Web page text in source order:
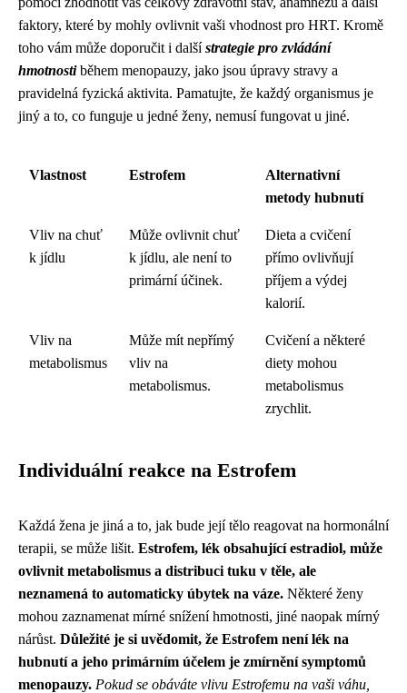
faktory, které by mohly ovlivnit vaši vhodnost pro HRT. Kromě
toho vám může doporučit i dalšístrategie pro zvládání
hmotnostiběhem menopauzy, jako jsou úpravy stravy a
pravidelná fyzická aktivita. Pamatujte, že každý organismus je
jiný a to, co funguje u jedné ženy, nemusí fungovat u jiné.
Vlastnost Estrofem
Alternativní
metody hubnutí
Vliv na chuť
k jídlu
Může ovlivnit chuť
k jídlu, ale není to
primární účinek.
Dieta a cvičení
přímo ovlivňují
příjem a výdej
kalorií.
Vliv na
metabolismus
Může mít nepřímý
vliv na
metabolismus.
Cvičení a některé
diety mohou
metabolismus
zrychlit.
Individuální reakce na Estrofem
Každá žena je jiná a to, jak bude její tělo reagovat na hormonální
terapii, se může lišit. Estrofem, lék obsahující estradiol, může
ovlivnit metabolismus a distribuci tuku v těle, ale
neznamená to automaticky úbytek na váze. Některé ženy
mohou zaznamenat mírné snížení hmotnosti, jiné naopak mírný
nárůst. Důležité je si uvědomit, že Estrofem není lék na
hubnutí a jeho primárním účelem je zmírnění symptomů
menopauzy. Pokud se obáváte vlivu Estrofemu na vaši váhu,